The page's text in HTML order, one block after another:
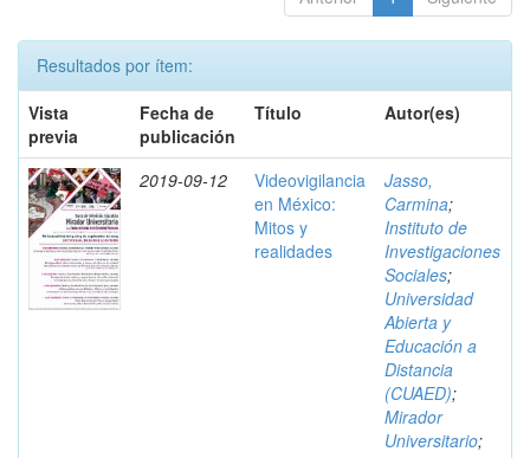
Resultados por ítem:
Vista
previa
Fecha de
publicación
Título Autor(es)
2019-09-12
Videovigilancia
en México:
Mitos y
realidades
Jasso,
Carmina;
Instituto de
Investigaciones
Sociales;
Universidad
Abierta y
Educación a
Distancia
(CUAED);
Mirador
Universitario;